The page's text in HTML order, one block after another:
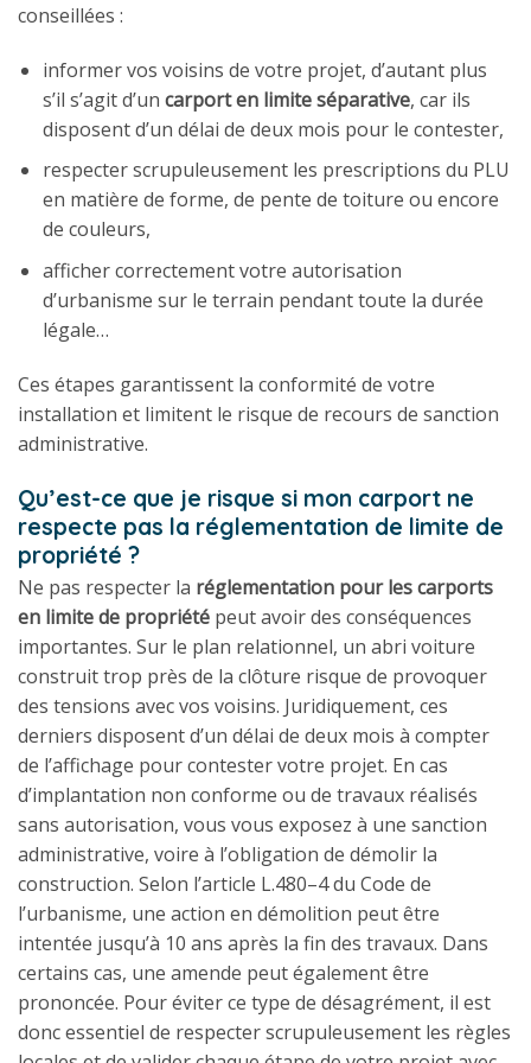
conseillées :
informer vos voisins de votre projet, d’autant plus
s’il s’agit d’un carport en limite séparative, car ils
disposent d’un délai de deux mois pour le contester,
respecter scrupuleusement les prescriptions du PLU
en matière de forme, de pente de toiture ou encore
de couleurs,
afficher correctement votre autorisation
d’urbanisme sur le terrain pendant toute la durée
légale…
Ces étapes garantissent la conformité de votre
installation et limitent le risque de recours de sanction
administrative.
Qu’est-ce que je risque si mon carport ne
respecte pas la réglementation de limite de
propriété ?
Ne pas respecter la réglementation pour les carports
en limite de propriété peut avoir des conséquences
importantes. Sur le plan relationnel, un abri voiture
construit trop près de la clôture risque de provoquer
des tensions avec vos voisins. Juridiquement, ces
derniers disposent d’un délai de deux mois à compter
de l’affichage pour contester votre projet. En cas
d’implantation non conforme ou de travaux réalisés
sans autorisation, vous vous exposez à une sanction
administrative, voire à l’obligation de démolir la
construction. Selon l’article L.480–4 du Code de
l’urbanisme, une action en démolition peut être
intentée jusqu’à 10 ans après la fin des travaux. Dans
certains cas, une amende peut également être
prononcée. Pour éviter ce type de désagrément, il est
donc essentiel de respecter scrupuleusement les règles